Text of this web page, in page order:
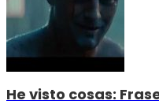
He visto cosas: